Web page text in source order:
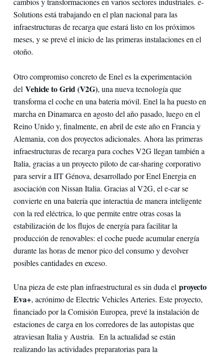
Solutions está trabajando en el plan nacional para las
infraestructuras de recarga que estará listo en los próximos
meses, y se prevé el inicio de las primeras instalaciones en el
otoño.
Otro compromiso concreto de Enel es la experimentación
del Vehicle to Grid (V2G), una nueva tecnología que
transforma el coche en una batería móvil. Enel la ha puesto en
marcha en Dinamarca en agosto del año pasado, luego en el
Reino Unido y, finalmente, en abril de este año en Francia y
Alemania, con dos proyectos adicionales. Ahora las primeras
infraestructuras de recarga para coches V2G llegan también a
Italia, gracias a un proyecto piloto de car-sharing corporativo
para servir a IIT Génova, desarrollado por Enel Energia en
asociación con Nissan Italia. Gracias al V2G, el e-car se
convierte en una batería que interactúa de manera inteligente
con la red eléctrica, lo que permite entre otras cosas la
estabilización de los flujos de energía para facilitar la
producción de renovables: el coche puede acumular energía
durante las horas de menor pico del consumo y devolver
posibles cantidades en exceso.
Una pieza de este plan infraestructural es sin duda el proyecto
Eva+, acrónimo de Electric Vehicles Arteries. Este proyecto,
financiado por la Comisión Europea, prevé la instalación de
estaciones de carga en los corredores de las autopistas que
atraviesan Italia y Austria. En la actualidad se están
realizando las actividades preparatorias para la